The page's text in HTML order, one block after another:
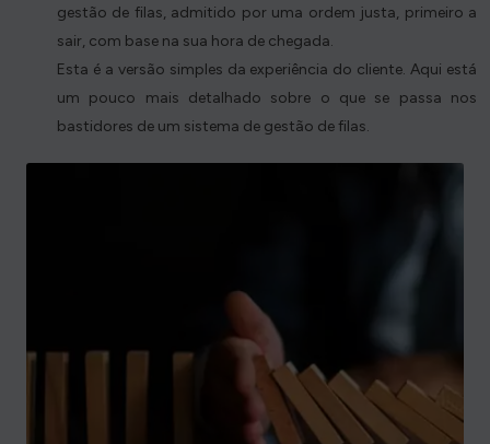
gestão de filas, admitido por uma ordem justa, primeiro a
sair, com base na sua hora de chegada.
Esta é a versão simples da experiência do cliente. Aqui está
um pouco mais detalhado sobre o que se passa nos
bastidores de um sistema de gestão de filas.